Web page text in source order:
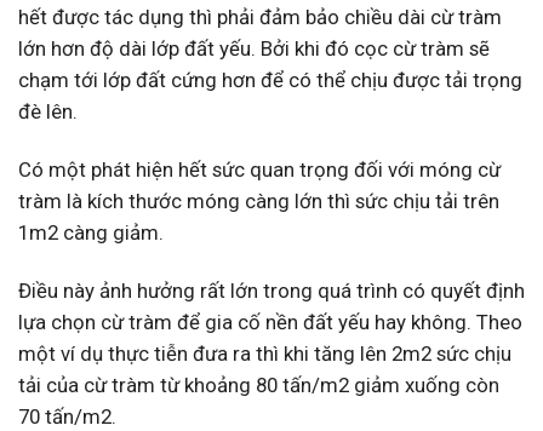
hết được tác dụng thì phải đảm bảo chiều dài cừ tràm
lớn hơn độ dài lớp đất yếu. Bởi khi đó cọc cừ tràm sẽ
chạm tới lớp đất cứng hơn để có thể chịu được tải trọng
đè lên.
Có một phát hiện hết sức quan trọng đối với móng cừ
tràm là kích thước móng càng lớn thì sức chịu tải trên
1m2 càng giảm.
Điều này ảnh hưởng rất lớn trong quá trình có quyết định
lựa chọn cừ tràm để gia cố nền đất yếu hay không. Theo
một ví dụ thực tiễn đưa ra thì khi tăng lên 2m2 sức chịu
tải của cừ tràm từ khoảng 80 tấn/m2 giảm xuống còn
70 tấn/m2.